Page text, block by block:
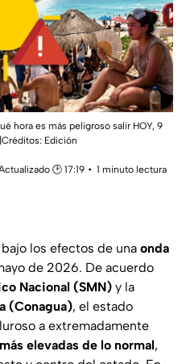
hora es más peligroso salir HOY, 9
Edición
Actualizado 🕑 17:19
1 minuto lectura
los efectos de una onda
de 2026. De acuerdo
Nacional (SMN) y la
(Conagua), el estado
a extremadamente
más elevadas de lo normal,